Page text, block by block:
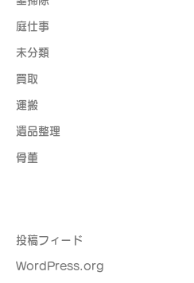
庭仕事
未分類
買取
運搬
遺品整理
骨董
投稿フィード
WordPress.org